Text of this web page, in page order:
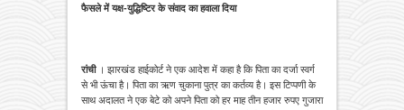
फैसले में यक्ष-युद्धिष्टिर के संवाद का हवाला दिया
रांची। झारखंड हाईकोर्ट ने एक आदेश में कहा है कि पिता का दर्जा स्वर्ग
से भी ऊंचा है। पिता का ऋण चुकाना पुत्र का कर्तव्य है। इस टिप्पणी के
साथ अदालत ने एक बेटे को अपने पिता को हर माह तीन हजार रुपए गुजारा